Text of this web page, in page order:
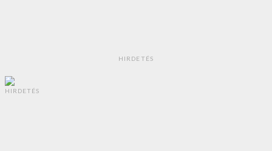
HIRDETÉS
HIRDETÉS